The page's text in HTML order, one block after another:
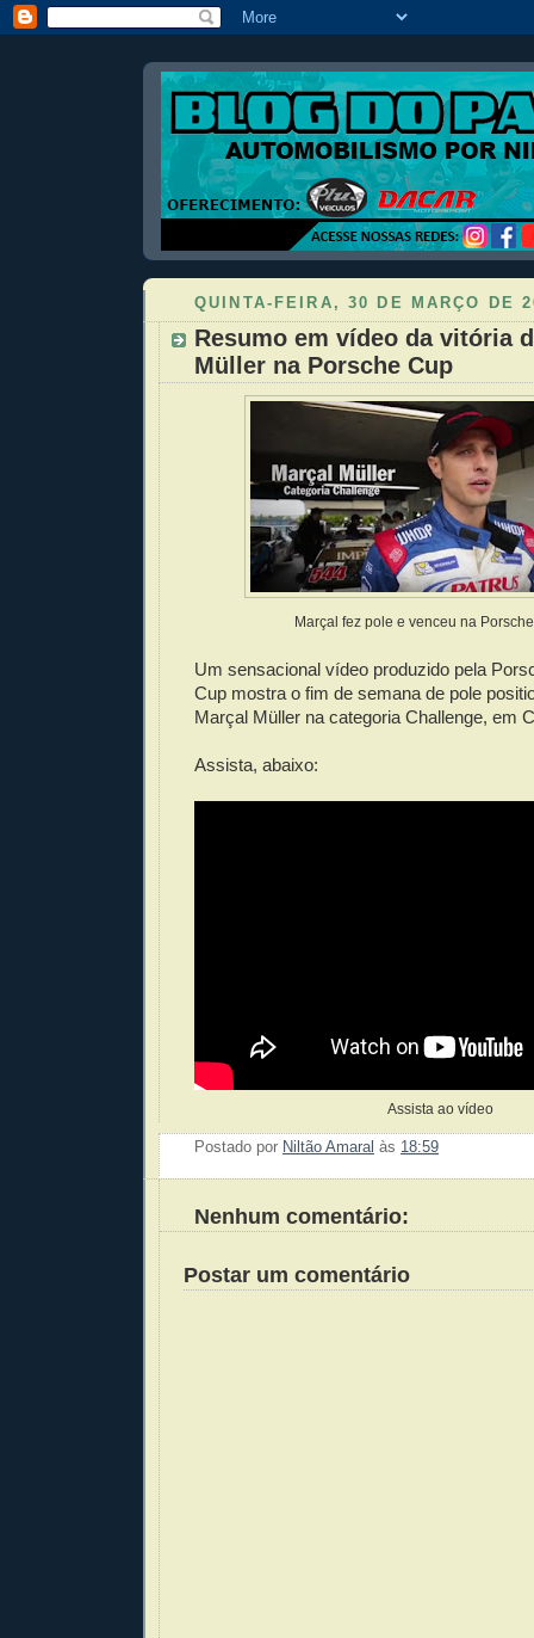
QUINTA-FEIRA, 30 DE MARÇO DE
Resumo em vídeo da vitória
Müller na Porsche Cup
Marçal fez pole e venceu na
Um sensacional vídeo produzido pela
Cup mostra o fim de semana de pole
Marçal Müller na categoria Challenge, em
Assista, abaixo:
Assista ao vídeo
Postado por Niltão Amaral às 18:59
Nenhum comentário:
Postar um comentário